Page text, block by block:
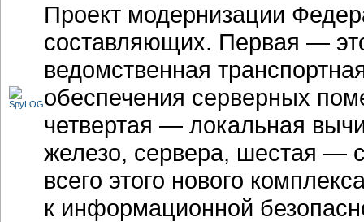
Проект модернизации
составляющих. Первая —
ведомственная
обеспечения серверных
четвертая — локальная
железо, сервера, шестая —
всего этого нового
к информационной